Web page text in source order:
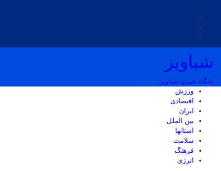
شباویز
پایگاه خبری شباویز
ورزش
اقتصادی
ایران
بین الملل
استانها
سلامت
فرهنگ
انرژی